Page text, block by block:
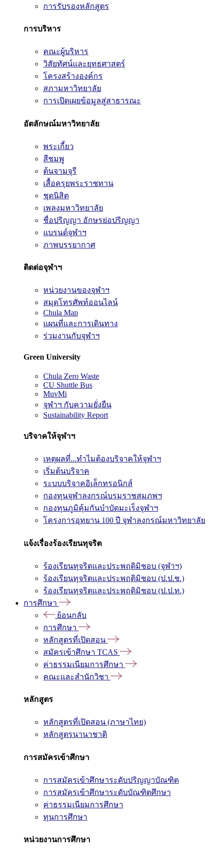
การรับรองหลักสูตร
การบริหาร
คณะผู้บริหาร
วิสัยทัศน์และยุทธศาสตร์
โครงสร้างองค์กร
สภามหาวิทยาลัย
การเปิดเผยข้อมูลสู่สาธารณะ
อัตลักษณ์มหาวิทยาลัย
พระเกี้ยว
สีชมพู
ต้นจามจุรี
เสื้อครุยพระราชทาน
ชุดนิสิต
เพลงมหาวิทยาลัย
ชื่อปริญญา อักษรย่อปริญญา
แบรนด์จุฬาฯ
ภาพบรรยากาศ
ติดต่อจุฬาฯ
หน่วยงานของจุฬาฯ
สมุดโทรศัพท์ออนไลน์
Chula Map
แผนที่และการเดินทาง
ร่วมงานกับจุฬาฯ
Green University
Chula Zero Waste
CU Shuttle Bus
MuvMi
จุฬาฯ กับความยั่งยืน
Sustainability Report
บริจาคให้จุฬาฯ
เหตุผลที่...ทำไมต้องบริจาคให้จุฬาฯ
เริ่มต้นบริจาค
ระบบบริจาคอิเล็กทรอนิกส์
กองทุนจุฬาลงกรณ์บรมราชสมภพฯ
กองทุนภูมิคุ้มกันบำบัดมะเร็งจุฬาฯ
โครงการอุทยาน 100 ปี จุฬาลงกรณ์มหาวิทยาลัย
แจ้งเรื่องร้องเรียนทุจริต
ร้องเรียนทุจริตและประพฤติมิชอบ (จุฬาฯ)
ร้องเรียนทุจริตและประพฤติมิชอบ (ป.ป.ช.)
ร้องเรียนทุจริตและประพฤติมิชอบ (ป.ป.ท.)
การศึกษา
ย้อนกลับ
การศึกษา
หลักสูตรที่เปิดสอน
สมัครเข้าศึกษา TCAS
ค่าธรรมเนียมการศึกษา
คณะและสำนักวิชา
หลักสูตร
หลักสูตรที่เปิดสอน (ภาษาไทย)
หลักสูตรนานาชาติ
การสมัครเข้าศึกษา
การสมัครเข้าศึกษาระดับปริญญาบัณฑิต
การสมัครเข้าศึกษาระดับบัณฑิตศึกษา
ค่าธรรมเนียมการศึกษา
ทุนการศึกษา
หน่วยงานการศึกษา